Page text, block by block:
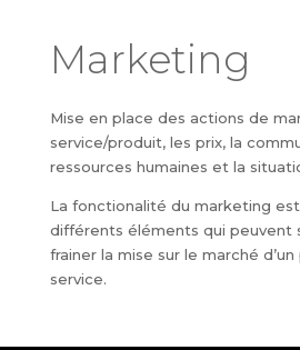
Marketing
Mise en place des actions de
service/produit, les prix, la
ressources humaines et la
La fonctionalité du marketing
différents éléments qui peuvent
frainer la mise sur le marché d’un
service.